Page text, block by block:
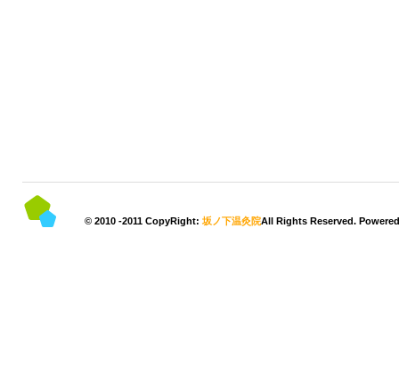
© 2010 -2011 CopyRight: 坂ノ下温灸院All Rights Reserved.